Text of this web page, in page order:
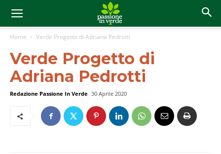
Home Verde Progetto di Adriana Pedrotti
Verde Progetto di
Adriana Pedrotti
Redazione Passione In Verde 30 Aprile 2020